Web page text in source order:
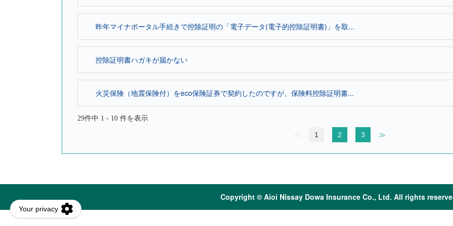
昨年マイナポータル手続きで控除証明の「電子データ(電子的控除証明書)」を取...
控除証明書ハガキが届かない
火災保険（地震保険付）をeco保険証券で契約したのですが、保険料控除証明書...
29件中 1 - 10 件を表示
1 2 3 ≫
Copyright © Aioi Nissay Dowa Insurance Co., Ltd. All rights